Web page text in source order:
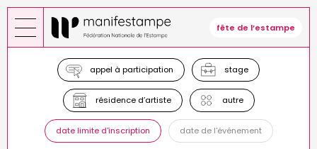
Aller
au
contenu
fête de l’estampe
appel à participation stage
résidence d’artiste autre
date limite d'inscription date de l'événement